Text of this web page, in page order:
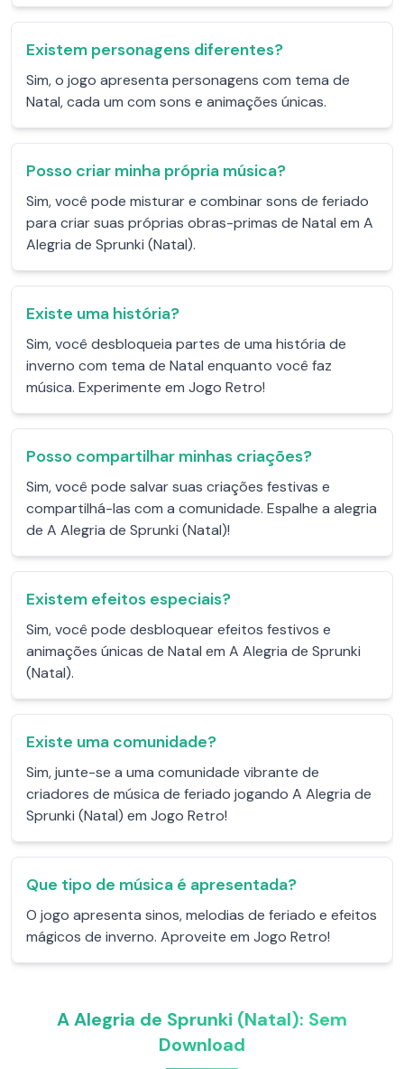
Existem personagens diferentes?
Sim, o jogo apresenta personagens com tema de
Natal, cada um com sons e animações únicas.
Posso criar minha própria música?
Sim, você pode misturar e combinar sons de feriado
para criar suas próprias obras-primas de Natal em A
Alegria de Sprunki (Natal).
Existe uma história?
Sim, você desbloqueia partes de uma história de
inverno com tema de Natal enquanto você faz
música. Experimente em Jogo Retro!
Posso compartilhar minhas criações?
Sim, você pode salvar suas criações festivas e
compartilhá-las com a comunidade. Espalhe a alegria
de A Alegria de Sprunki (Natal)!
Existem efeitos especiais?
Sim, você pode desbloquear efeitos festivos e
animações únicas de Natal em A Alegria de Sprunki
(Natal).
Existe uma comunidade?
Sim, junte-se a uma comunidade vibrante de
criadores de música de feriado jogando A Alegria de
Sprunki (Natal) em Jogo Retro!
Que tipo de música é apresentada?
O jogo apresenta sinos, melodias de feriado e efeitos
mágicos de inverno. Aproveite em Jogo Retro!
A Alegria de Sprunki (Natal): Sem
Download